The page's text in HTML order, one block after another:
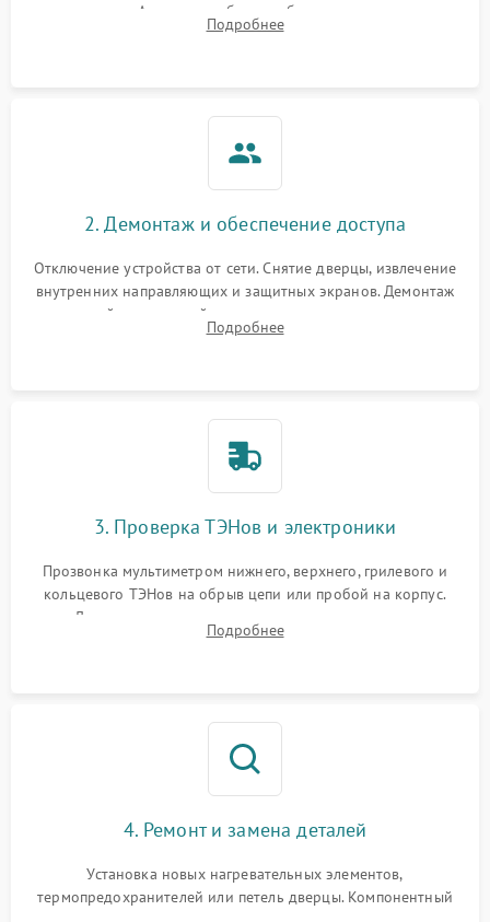
колодке. Анализ жалоб на проблемы с нагревом,
конвекцией, панелью управления или блокировкой дверцы.
Подробнее
2. Демонтаж и обеспечение доступа
Отключение устройства от сети. Снятие дверцы, извлечение
внутренних направляющих и защитных экранов. Демонтаж
задней или верхней панели для прямого доступа к
нагревательным элементам, плате и вентиляторам.
Подробнее
3. Проверка ТЭНов и электроники
Прозвонка мультиметром нижнего, верхнего, грилевого и
кольцевого ТЭНов на обрыв цепи или пробой на корпус.
Диагностика термостата, датчиков температуры,
переключателя режимов и мотора конвекции.
Подробнее
4. Ремонт и замена деталей
Установка новых нагревательных элементов,
термопредохранителей или петель дверцы. Компонентный